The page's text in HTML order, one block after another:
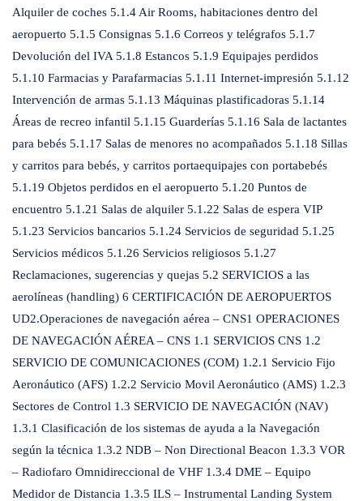
Alquiler de coches 5.1.4 Air Rooms, habitaciones dentro del
aeropuerto 5.1.5 Consignas 5.1.6 Correos y telégrafos 5.1.7
Devolución del IVA 5.1.8 Estancos 5.1.9 Equipajes perdidos
5.1.10 Farmacias y Parafarmacias 5.1.11 Internet-impresión 5.1.12
Intervención de armas 5.1.13 Máquinas plastificadoras 5.1.14
Áreas de recreo infantil 5.1.15 Guarderías 5.1.16 Sala de lactantes
para bebés 5.1.17 Salas de menores no acompañados 5.1.18 Sillas
y carritos para bebés, y carritos portaequipajes con portabebés
5.1.19 Objetos perdidos en el aeropuerto 5.1.20 Puntos de
encuentro 5.1.21 Salas de alquiler 5.1.22 Salas de espera VIP
5.1.23 Servicios bancarios 5.1.24 Servicios de seguridad 5.1.25
Servicios médicos 5.1.26 Servicios religiosos 5.1.27
Reclamaciones, sugerencias y quejas 5.2 SERVICIOS a las
aerolíneas (handling) 6 CERTIFICACIÓN DE AEROPUERTOS
UD2.Operaciones de navegación aérea – CNS1 OPERACIONES
DE NAVEGACIÓN AÉREA – CNS 1.1 SERVICIOS CNS 1.2
SERVICIO DE COMUNICACIONES (COM) 1.2.1 Servicio Fijo
Aeronáutico (AFS) 1.2.2 Servicio Movil Aeronáutico (AMS) 1.2.3
Sectores de Control 1.3 SERVICIO DE NAVEGACIÓN (NAV)
1.3.1 Clasificación de los sistemas de ayuda a la Navegación
según la técnica 1.3.2 NDB – Non Directional Beacon 1.3.3 VOR
– Radiofaro Omnidireccional de VHF 1.3.4 DME – Equipo
Medidor de Distancia 1.3.5 ILS – Instrumental Landing System